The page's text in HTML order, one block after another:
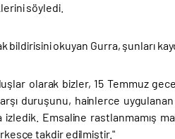
söyledi.
bildirisini okuyan Gurra, şunları
olarak bizler, 15 Temmuz
duruşunu, hainlerce uygulanan
izledik. Emsaline rastlanmamış
takdir edilmiştir."